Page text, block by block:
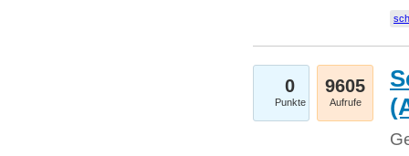
0
Punkte
9605
Aufrufe